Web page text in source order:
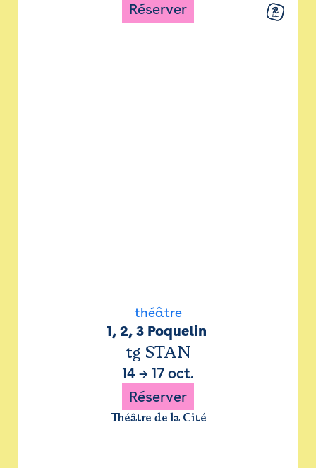
Réserver
théâtre
1, 2, 3 Poquelin
tg STAN
14 → 17 oct.
Réserver
Théâtre de la Cité